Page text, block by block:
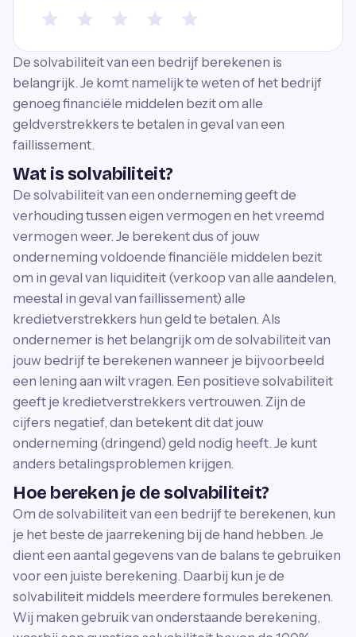
De solvabiliteit van een bedrijf berekenen is
belangrijk. Je komt namelijk te weten of het bedrijf
genoeg financiële middelen bezit om alle
geldverstrekkers te betalen in geval van een
faillissement.
Wat is solvabiliteit?
De solvabiliteit van een onderneming geeft de
verhouding tussen eigen vermogen en het vreemd
vermogen weer. Je berekent dus of jouw
onderneming voldoende financiële middelen bezit
om in geval van liquiditeit (verkoop van alle aandelen,
meestal in geval van faillissement) alle
kredietverstrekkers hun geld te betalen. Als
ondernemer is het belangrijk om de solvabiliteit van
jouw bedrijf te berekenen wanneer je bijvoorbeeld
een lening aan wilt vragen. Een positieve solvabiliteit
geeft je kredietverstrekkers vertrouwen. Zijn de
cijfers negatief, dan betekent dit dat jouw
onderneming (dringend) geld nodig heeft. Je kunt
anders betalingsproblemen krijgen.
Hoe bereken je de solvabiliteit?
Om de solvabiliteit van een bedrijf te berekenen, kun
je het beste de jaarrekening bij de hand hebben. Je
dient een aantal gegevens van de balans te gebruiken
voor een juiste berekening. Daarbij kun je de
solvabiliteit middels meerdere formules berekenen.
Wij maken gebruik van onderstaande berekening,